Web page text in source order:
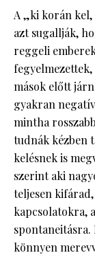
A „ki korán
azt sugallják,
reggeli
mások előtt
gyakran
mintha
tudnák kézben
kelésnek is
szerint aki
teljesen
kapcsolatokra,
könnyen